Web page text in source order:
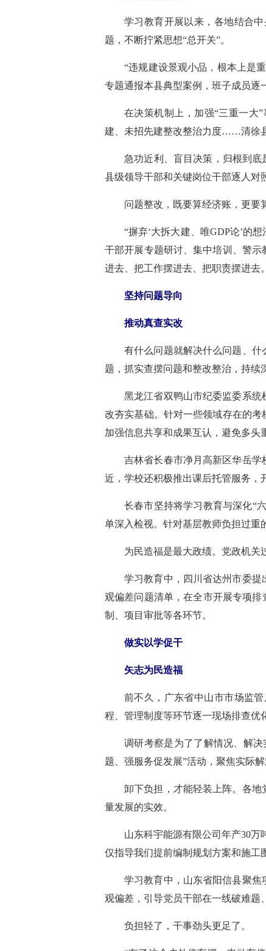
学习教育开展以来，各地结合
题，不断拧紧思想“总开关”。
“违规建设景观小品，根本上是
专题通报本县典型案例，班子成员逐
在决策机制上，加强“三重一大
建、未招先建整改整治力度……清徐
急功近利、盲目决策，归根到
县级领导干部和关键岗位干部逐人对
问题整改，既要算经济账，更要
“摒弃‘大拆大建、唯GDP论’的
干部开展专题研讨、集中培训、警
进去、把工作摆进去、把职责摆进去。
坚持问题导向
推动真查实改
有什么问题就解决什么问题、
题，抓实查摆问题和整改整治，持续
黑龙江省双鸭山市纪委监委系
改夯实基础。针对一些领域存在的
加强信息共享和成果互认，避免多头
吉林省长春市净月高新区华岳
近，学校还积极推出课后托管服务，
长春市坚持将学习教育与深化“
单深入检视。针对基层教师负担过重
为民造福是最大政绩。党政机关
学习教育中，四川省达州市委
观偏差问题清单，在全市开展专项
制、项目审批等各环节。
做实以学促干
矢志为民造福
前不久，广东省中山市市场监
程、管理制度等环节逐一现场排查优
调研考察是为了了解情况、解
题、强服务促发展”活动，聚焦实际解
卸下负担，才能轻装上阵。各
量发展的实效。
山东科宇能源有限公司年产30
仅指导我们提前编制规划方案和施工
学习教育中，山东省阳信县聚
观偏差，引导党员干部在一线破难题
负担轻了，干事劲头更足了。